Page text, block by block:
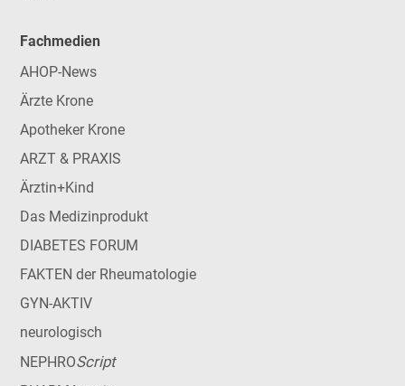
Fachmedien
AHOP-News
Ärzte Krone
Apotheker Krone
ARZT & PRAXIS
Ärztin+Kind
Das Medizinprodukt
DIABETES FORUM
FAKTEN der Rheumatologie
GYN-AKTIV
neurologisch
NEPHROScript